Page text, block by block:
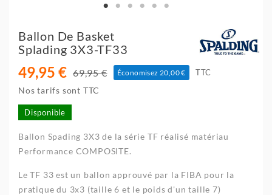
Ballon De Basket
Splading 3X3-TF33
49,95 € 69,95 € Économisez 20,00 € TTC
Nos tarifs sont TTC
Disponible
Ballon Spading 3X3 de la série TF réalisé matériau
Performance COMPOSITE.
Le TF 33 est un ballon approuvé par la FIBA pour la
pratique du 3x3 (taille 6 et le poids d'un taille 7)